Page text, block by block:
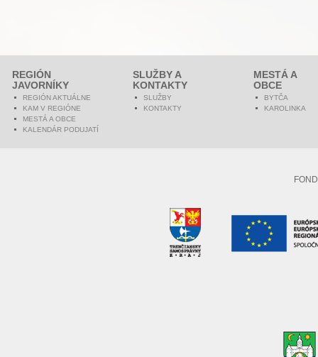
REGIÓN
JAVORNÍKY
REGIÓN AKTUÁLNE
KAM V REGIÓNE
MESTÁ A OBCE
KALENDÁR PODUJATÍ
SLUŽBY A
KONTAKTY
SLUŽBY
KONTAKTY
MESTÁ A
OBCE
BYTČA
KAROLINKA